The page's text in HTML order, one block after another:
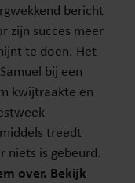
bericht
zijn succes meer
te doen. Het
bij een
kwijtraakte en
treedt
niets is gebeurd.
over. Bekijk